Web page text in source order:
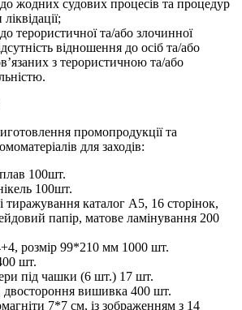
жодних судових процесів та процедур
терористичної та/або злочинної
відношення до осіб та/або
з терористичною та/або
промопродукції та
для заходів:
100шт.
100шт.
тиражування каталог А5, 16 сторінок,
папір, матове ламінування 200
розмір 99*210 мм 1000 шт.
шт.
під чашки (6 шт.) 17 шт.
двостороння вишивка 400 шт.
7*7 см, із зображенням з 14